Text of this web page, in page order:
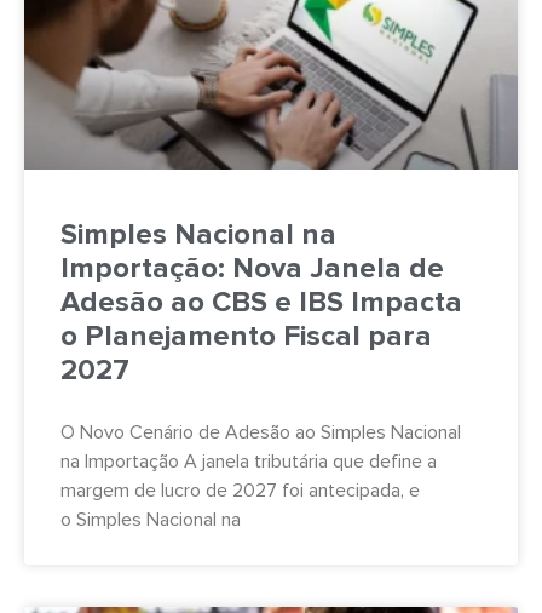
Simples Nacional na
Importação: Nova Janela de
Adesão ao CBS e IBS Impacta
o Planejamento Fiscal para
2027
O Novo Cenário de Adesão ao Simples Nacional
na Importação A janela tributária que define a
margem de lucro de 2027 foi antecipada, e
o Simples Nacional na